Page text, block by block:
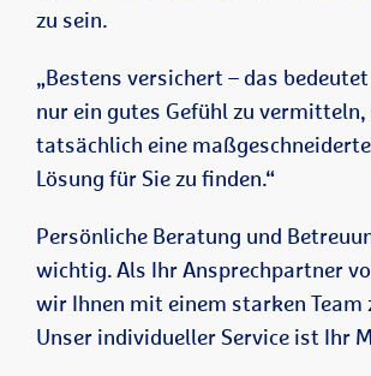
zu sein.
„Bestens versichert – das
nur ein gutes Gefühl zu vermitteln,
tatsächlich eine
Lösung für Sie zu finden.“
Persönliche Beratung und
wichtig. Als Ihr Ansprechpartner
wir Ihnen mit einem starken Team
Unser individueller Service ist Ihr